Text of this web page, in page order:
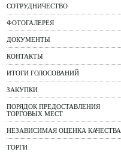
СОТРУДНИЧЕСТВО
ФОТОГАЛЕРЕЯ
ДОКУМЕНТЫ
КОНТАКТЫ
ИТОГИ ГОЛОСОВАНИЙ
ЗАКУПКИ
ПОРЯДОК ПРЕДОСТАВЛЕНИЯ
ТОРГОВЫХ МЕСТ
НЕЗАВИСИМАЯ ОЦЕНКА КАЧЕСТВА
ТОРГИ